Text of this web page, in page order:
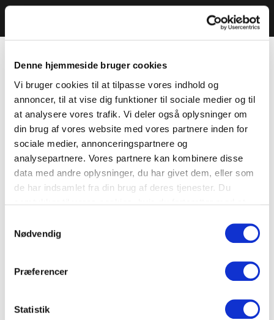
Denne hjemmeside bruger cookies
Vi bruger cookies til at tilpasse vores indhold og
annoncer, til at vise dig funktioner til sociale medier og til
at analysere vores trafik. Vi deler også oplysninger om
din brug af vores website med vores partnere inden for
sociale medier, annonceringspartnere og
analysepartnere. Vores partnere kan kombinere disse
data med andre oplysninger, du har givet dem, eller som
de har indsamlet fra din brug af deres tjenester. Du
Nødvendig
Præferencer
Statistik